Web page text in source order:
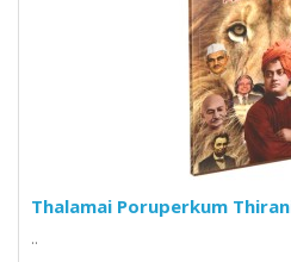
Thalamai Poruperkum
..